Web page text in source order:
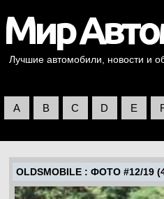
Лучшие автомобили, новости и
A B C D E
OLDSMOBILE : ФОТО #12/19